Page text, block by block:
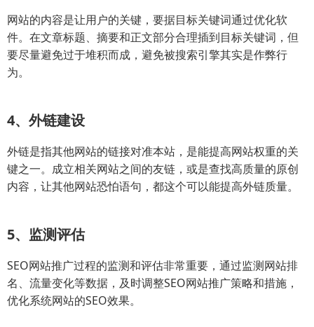
网站的内容是让用户的关键，要据目标关键词通过优化软
件。在文章标题、摘要和正文部分合理插到目标关键词，但
要尽量避免过于堆积而成，避免被搜索引擎其实是作弊行
为。
4、外链建设
外链是指其他网站的链接对准本站，是能提高网站权重的关
键之一。成立相关网站之间的友链，或是查找高质量的原创
内容，让其他网站恐怕语句，都这个可以能提高外链质量。
5、监测评估
SEO网站推广过程的监测和评估非常重要，通过监测网站排
名、流量变化等数据，及时调整SEO网站推广策略和措施，
优化系统网站的SEO效果。